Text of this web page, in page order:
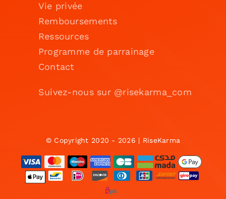
Vie privée
Remboursements
Ressources
Programme de parrainage
Contact
Suivez-nous sur @risekarma_com
© Copyright 2020 - 2026 | RiseKarma